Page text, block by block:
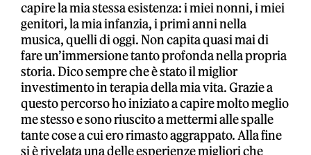
capire la mia stessa esistenza: i miei nonni, i miei
genitori, la mia infanzia, i primi anni nella
musica, quelli di oggi. Non capita quasi mai di
fare un’immersione tanto profonda nella propria
storia. Dico sempre che è stato il miglior
investimento in terapia della mia vita. Grazie a
questo percorso ho iniziato a capire molto meglio
me stesso e sono riuscito a mettermi alle spalle
tante cose a cui ero rimasto aggrappato. Alla fine
si è rivelata una delle esperienze migliori che